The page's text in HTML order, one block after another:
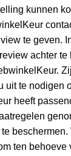
kunnen
te geven.
achter
uit te nodigen
heeft
ten behoeve